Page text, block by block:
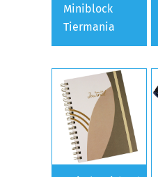
Miniblock
Tiermania